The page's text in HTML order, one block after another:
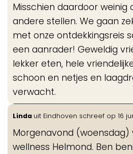
Misschien daardoor
andere stellen. We gaan
met onze ontdekkingsreis
een aanrader! Geweldig
lekker eten, hele
schoon en netjes en
verwacht.
Linda uit Eindhoven schreef op 16
Morgenavond (woensdag)
wellness Helmond. Ben